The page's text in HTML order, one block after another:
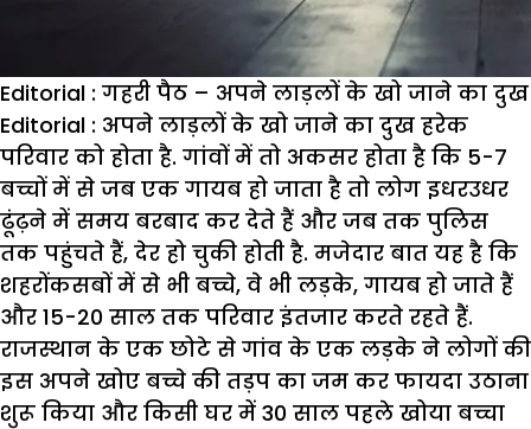
Editorial : गहरी पैठ – अपने लाड़लों के खो जाने का दुख
Editorial : अपने लाड़लों के खो जाने का दुख हरेक
परिवार को होता है. गांवों में तो अकसर होता है कि 5-7
बच्चों में से जब एक गायब हो जाता है तो लोग इधरउधर
ढूंढ़ने में समय बरबाद कर देते हैं और जब तक पुलिस
तक पहुंचते हैं, देर हो चुकी होती है. मजेदार बात यह है कि
शहरोंकसबों में से भी बच्चे, वे भी लड़के, गायब हो जाते हैं
और 15-20 साल तक परिवार इंतजार करते रहते हैं.
राजस्थान के एक छोटे से गांव के एक लड़के ने लोगों की
इस अपने खोए बच्चे की तड़प का जम कर फायदा उठाना
शुरू किया और किसी घर में 30 साल पहले खोया बच्चा